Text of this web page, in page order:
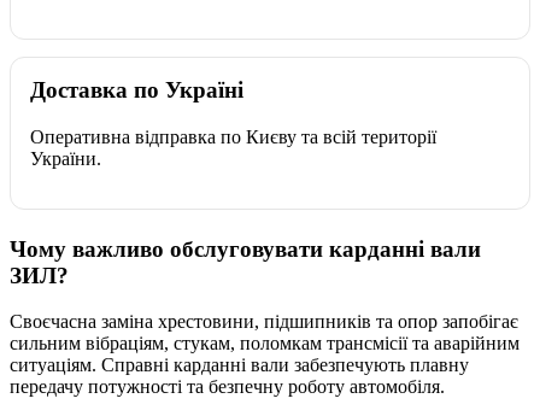
Доставка по Україні
Оперативна відправка по Києву та всій території
України.
Чому важливо обслуговувати карданні вали
ЗИЛ?
Своєчасна заміна хрестовини, підшипників та опор запобігає
сильним вібраціям, стукам, поломкам трансмісії та аварійним
ситуаціям. Справні карданні вали забезпечують плавну
передачу потужності та безпечну роботу автомобіля.